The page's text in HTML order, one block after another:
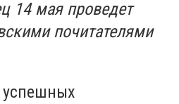
14 мая проведет
почитателями